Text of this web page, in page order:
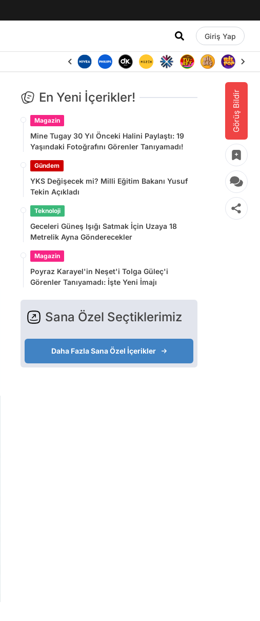
Giriş Yap
Görüş Bildir
En Yeni İçerikler!
Magazin
Mine Tugay 30 Yıl Önceki Halini Paylaştı: 19
Yaşındaki Fotoğrafını Görenler Tanıyamadı!
Gündem
YKS Değişecek mi? Milli Eğitim Bakanı Yusuf
Tekin Açıkladı
Teknoloji
Geceleri Güneş Işığı Satmak İçin Uzaya 18
Metrelik Ayna Gönderecekler
Magazin
Poyraz Karayel'in Neşet'i Tolga Güleç'i
Görenler Tanıyamadı: İşte Yeni İmajı
Sana Özel Seçtiklerimiz
Daha Fazla Sana Özel İçerikler